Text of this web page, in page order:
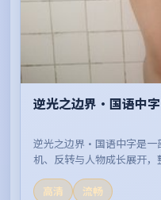
逆光之边界·国语中字
逆光之边界·国语中字是一
机、反转与人物成长展开，
高清
流畅